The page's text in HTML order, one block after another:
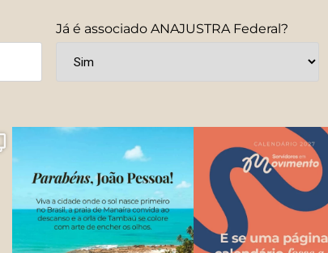
Já é associado ANAJUSTRA Federal?